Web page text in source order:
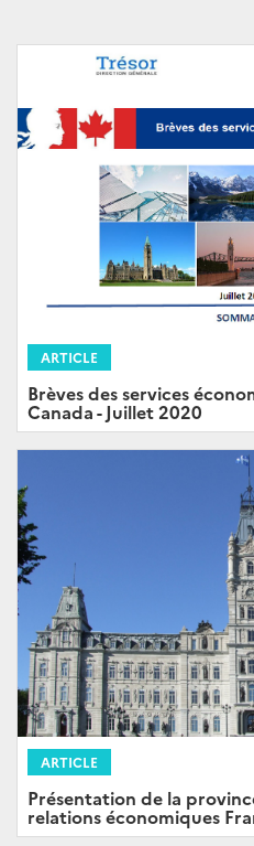
ARTICLE
Brèves des services
Canada - Juillet 2020
ARTICLE
Présentation de la
relations économiques